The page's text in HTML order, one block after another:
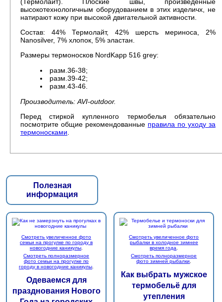
высокотехнологичным оборудованием в этих изделичх, не
натирают кожу при высокой двигательной активности.
Состав: 44% Термолайт, 42% шерсть мериноса, 2%
Nanosilver, 7% хлопок, 5% эластан.
Размеры термоносков NordKapp 516 grey:
разм.36-38;
разм.39-42;
разм.43-46.
Производитель: AVI-outdoor.
Перед стиркой купленного термобелья обязательно
посмотрите общие рекомендованные правила по уходу за
термоносками
Полезная
информация
Смотреть увеличенное фото
семьи на прогулке по городу в
новогодние каникулы
Смотреть полноразмерное
фото семьи на прогулке по
городу в новогодние каникулы
Одеваемся для
празднования Нового
Смотреть увеличенное фото
рыбалки в холодное зимнее
время года
Смотреть полноразмерное
фото зимней рыбалки
Как выбрать мужское
термобельё для
утепления